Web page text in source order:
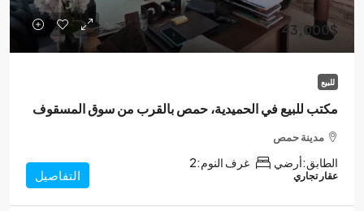
43,000$
للبيع
مكتب للبيع في الحميدية، حمص بالقرب من سوق المسقوف
مدينة حمص
الطابق:أرضي غرف النوم:2
عقار تجاري التفاصيل